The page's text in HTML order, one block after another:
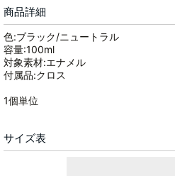
商品詳細
色:ブラック/ニュートラル
容量:100ml
対象素材:エナメル
付属品:クロス
1個単位
サイズ表